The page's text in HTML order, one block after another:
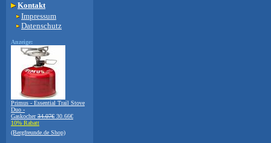
Kontakt
Impressum
Datenschutz
Anzeige:
Primus - Essential Trail Stove
Duo -
Gaskocher34.07€ 30.66€
10% Rabatt
(Bergfreunde.de Shop)